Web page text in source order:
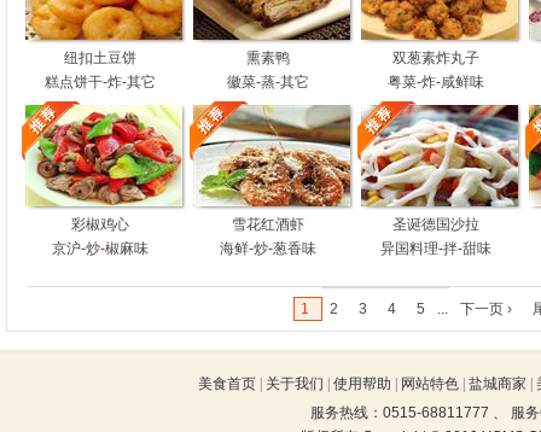
纽扣土豆饼
糕点饼干-炸-其它
熏素鸭
徽菜-蒸-其它
双葱素炸丸子
粤菜-炸-咸鲜味
彩椒鸡心
京沪-炒-椒麻味
雪花红酒虾
海鲜-炒-葱香味
圣诞德国沙拉
异国料理-拌-甜味
1 2 3 4 5 ... 下一页 ›
美食首页 关于我们 |使用帮助 网站特色 |盐城商家 |
服务热线：0515-68811777 、 服